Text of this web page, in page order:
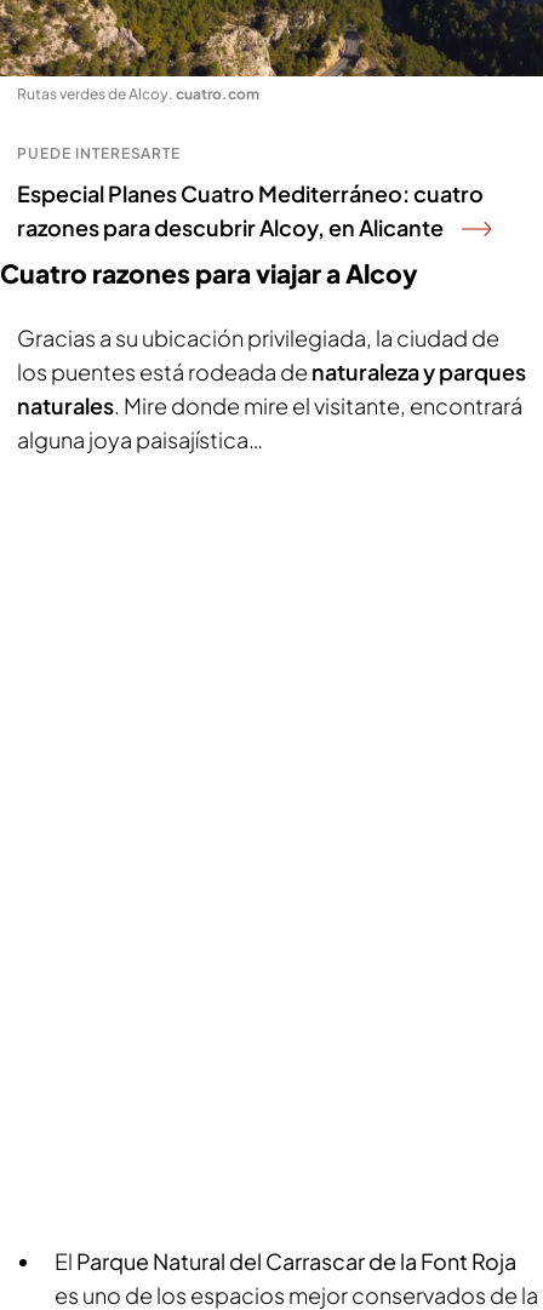
Rutas verdes de Alcoy. cuatro.com
PUEDE INTERESARTE
Especial Planes Cuatro Mediterráneo: cuatro
razones para descubrir Alcoy, en Alicante
Cuatro razones para viajar a Alcoy
Gracias a su ubicación privilegiada, la ciudad de
los puentes está rodeada de naturaleza y parques
naturales. Mire donde mire el visitante, encontrará
alguna joya paisajística…
El Parque Natural del Carrascar de la Font Roja
es uno de los espacios mejor conservados de la